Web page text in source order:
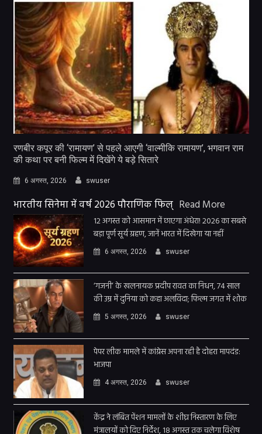
रणबीर कपूर की ‘रामायण’ से पहले आएगी ‘वाल्मीकि रामायण’, भगवान राम
की कथा पर बनी फिल्म में दिखेंगे ये बड़े सितारे
6 अगस्त, 2026 swuser
भारतीय सिनेमा में वर्ष 2026 पौराणिक फिल् Read More
12 अगस्त को आसमान में छाएगा अंधेरा! 2026 का सबसे
बड़ा पूर्ण सूर्य ग्रहण, जानें भारत में दिखेगा या नहीं
6 अगस्त, 2026 swuser
‘गजनी’ के खलनायक प्रदीप रावत का निधन, 74 साल
की उम्र में दुनिया को कहा अलविदा; फिल्म जगत में शोक
5 अगस्त, 2026 swuser
पेपर लीक मामले में कांग्रेस अपना रही है दोहरा मापदंड:
भाजपा
4 अगस्त, 2026 swuser
केंद्र ने लंबित पेंशन मामलों के शीघ्र निस्तारण के लिए
मंत्रालयों को दिए निर्देश, 18 अगस्त तक चलेगा विशेष